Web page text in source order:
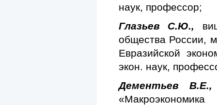
наук, профессор;
Глазьев С.Ю.,
общества России,
Евразийской
экон. наук,
Дементьев В.Е.,